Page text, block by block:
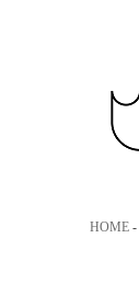
HOME -